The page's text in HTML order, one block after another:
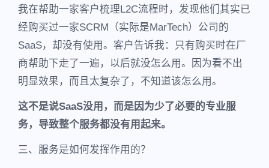
我在帮助一家客户梳理L2C流程时，发现他们其实已
经购买过一家SCRM（实际是MarTech）公司的
SaaS，却没有使用。客户告诉我：只有购买时在厂
商帮助下走了一遍，以后就没怎么用。因为看不出
明显效果，而且太复杂了，不知道该怎么用。
这不是说SaaS没用，而是因为少了必要的专业服
务，导致整个服务都没有用起来。
三、服务是如何发挥作用的？